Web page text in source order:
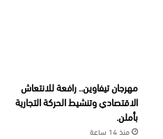
مهرجان تيفاوين.. رافعة للانتعاش
الاقتصادي وتنشيط الحركة التجارية
بأملن.
منذ 14 ساعة